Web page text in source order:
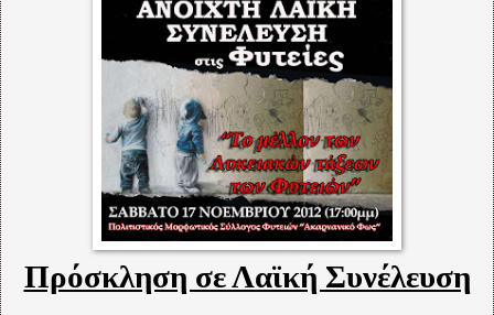
Πρόσκληση σε Λαϊκή Συνέλευση